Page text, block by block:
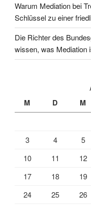
Warum Mediation bei
Schlüssel zu einer
Die Richter des
wissen, was Mediation
M D M
3
4 5
10
11 12
17
18 19
24
25 26